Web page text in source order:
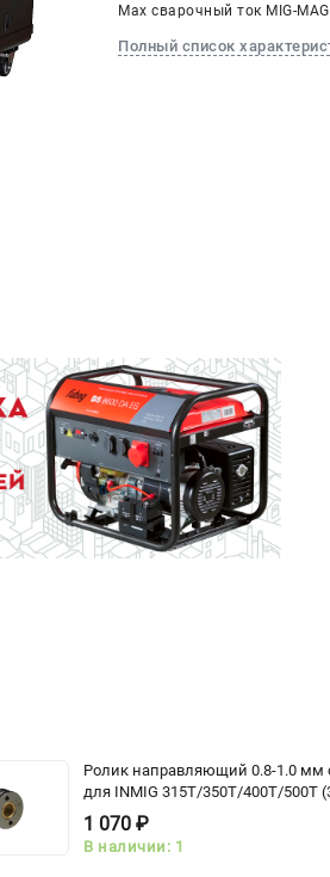
Max сварочный ток MIG-
Полный список
Ролик направляющий 0.8-1.0 мм
для INMIG 315T/350T/400T/500T
1 070 ₽
В наличии: 1